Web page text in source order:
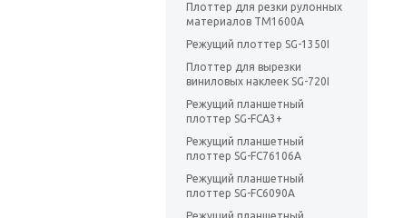
Плоттер для резки рулонных
материалов TM1600A
Режущий плоттер SG-1350I
Плоттер для вырезки
виниловых наклеек SG-720I
Режущий планшетный
плоттер SG-FCA3+
Режущий планшетный
плоттер SG-FC76106A
Режущий планшетный
плоттер SG-FC6090A